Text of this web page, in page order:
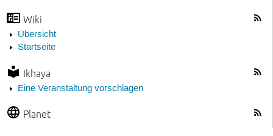
Wiki
Übersicht
Startseite
Ikhaya
Eine Veranstaltung vorschlagen
Planet